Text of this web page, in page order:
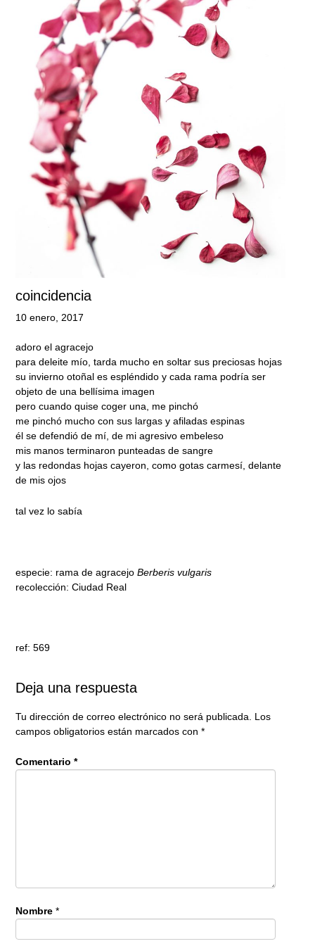
coincidencia
10 enero, 2017
adoro el agracejo
para deleite mío, tarda mucho en soltar sus preciosas hojas
su invierno otoñal es espléndido y cada rama podría ser
objeto de una bellísima imagen
pero cuando quise coger una, me pinchó
me pinchó mucho con sus largas y afiladas espinas
él se defendió de mí, de mi agresivo embeleso
mis manos terminaron punteadas de sangre
y las redondas hojas cayeron, como gotas carmesí, delante
de mis ojos
tal vez lo sabía
especie: rama de agracejo Berberis vulgaris
recolección: Ciudad Real
ref: 569
Deja una respuesta
Tu dirección de correo electrónico no será publicada.
Los
campos obligatorios están marcados con *
Comentario *
Nombre *